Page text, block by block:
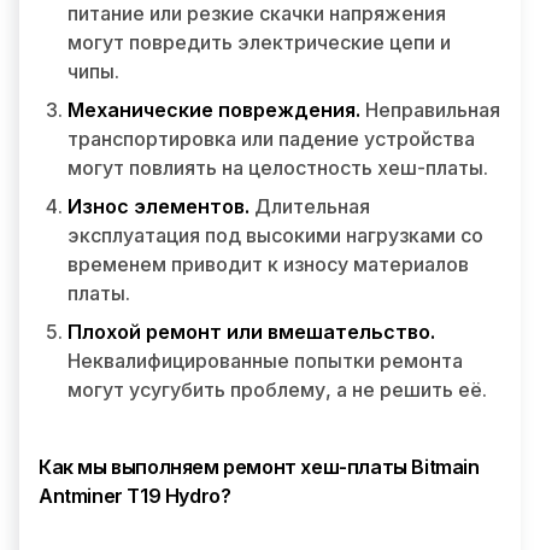
питание или резкие скачки напряжения
могут повредить электрические цепи и
чипы.
Механические повреждения. Неправильная
транспортировка или падение устройства
могут повлиять на целостность хеш-платы.
Износ элементов. Длительная
эксплуатация под высокими нагрузками со
временем приводит к износу материалов
платы.
Плохой ремонт или вмешательство.
Неквалифицированные попытки ремонта
могут усугубить проблему, а не решить её.
Как мы выполняем ремонт хеш-платы Bitmain
Antminer T19 Hydro?